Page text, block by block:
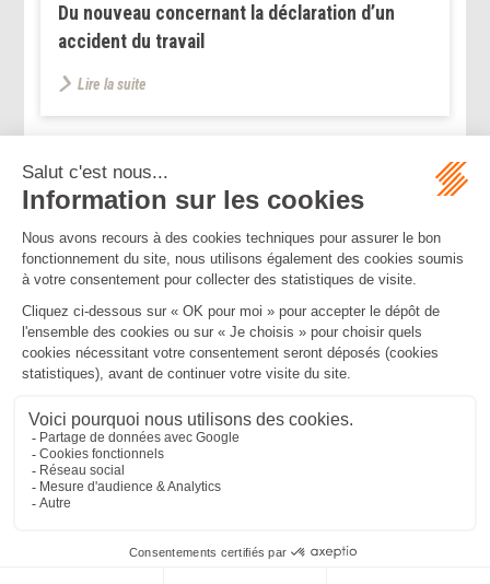
Du nouveau concernant la déclaration d’un
accident du travail
Lire la suite
<< < ... 190
>>
Mentions légalesPolitique de confidentialitéPolitique de cookies
Plan du site
MBA ET ASSOCIÉS
235 Rue Helene Boucher, 34170 CASTELNAU LE LEZ
Bureau secondaire à Cannes